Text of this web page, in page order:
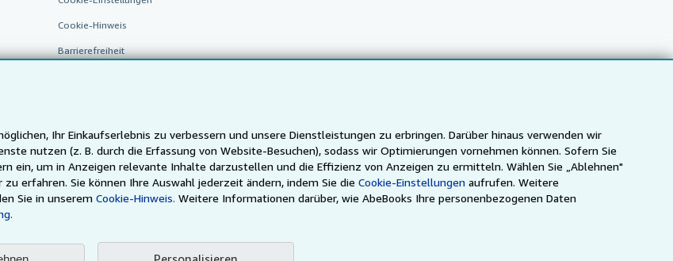
Ihr Einkaufserlebnis zu verbessern und unsere Dienstleistungen zu erbringen. Darüber hinaus verwenden wir
nutzen (z. B. durch die Erfassung von Website-Besuchen), sodass wir Optimierungen vornehmen können. Sofern Sie
ein, um in Anzeigen relevante Inhalte darzustellen und die Effizienz von Anzeigen zu ermitteln. Wählen Sie „Ablehnen"
erfahren. Sie können Ihre Auswahl jederzeit ändern, indem Sie dieCookie-Einstellungen aufrufen. Weitere
Sie in unserem Cookie-Hinweis. Weitere Informationen darüber, wie AbeBooks Ihre personenbezogenen Daten
Cookie-Hinweis
Barrierefreiheit
AbeBooks.it AbeBooks Aus/NZ AbeBooks.ca IberLibro.com ZVAB.com